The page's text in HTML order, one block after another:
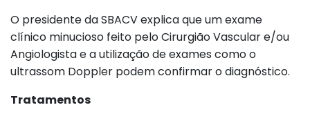
O presidente da SBACV explica que um exame
clínico minucioso feito pelo Cirurgião Vascular e/ou
Angiologista e a utilização de exames como o
ultrassom Doppler podem confirmar o diagnóstico.
Tratamentos